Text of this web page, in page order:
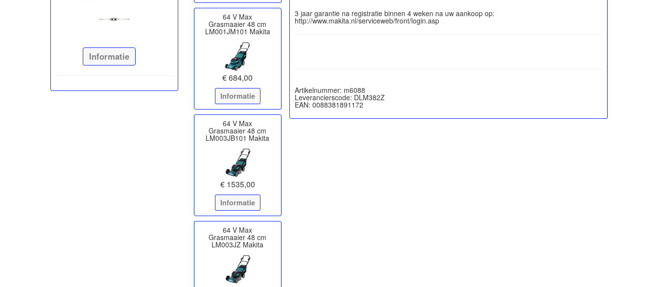
Informatie
64 V Max
Grasmaaier 48 cm
LM001JM101 Makita
€ 684,00
Informatie
64 V Max
Grasmaaier 48 cm
LM003JB101 Makita
€ 1535,00
Informatie
64 V Max
Grasmaaier 48 cm
LM003JZ Makita
3 jaar garantie na registratie binnen 4 weken na uw aankoop op:
http://www.makita.nl/serviceweb/front/login.asp
Artikelnummer: m6088
Leverancierscode: DLM382Z